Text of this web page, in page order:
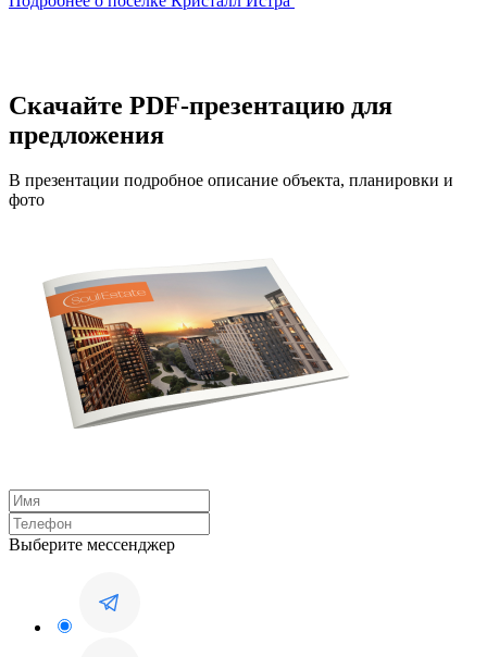
Скачайте PDF-презентацию для
предложения
В презентации подробное описание объекта, планировки и
фото
Выберите мессенджер